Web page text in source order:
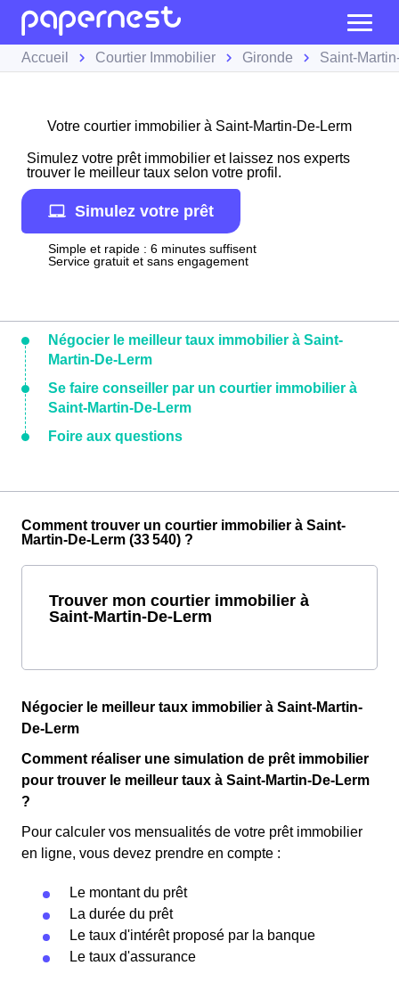
Accueil Courtier Immobilier Gironde Saint-
Votre courtier immobilier à Saint-Martin-De-Lerm
Simulez votre prêt immobilier et laissez nos experts
trouver le meilleur taux selon votre profil.
Simulez votre prêt
Simple et rapide : 6 minutes suffisent
Service gratuit et sans engagement
Négocier le meilleur taux immobilier à Saint-
Martin-De-Lerm
Se faire conseiller par un courtier immobilier à
Saint-Martin-De-Lerm
Foire aux questions
Comment trouver un courtier immobilier à Saint-
Martin-De-Lerm (33 540) ?
Trouver mon courtier immobilier à
Saint-Martin-De-Lerm
Négocier le meilleur taux immobilier à Saint-Martin-
De-Lerm
Comment réaliser une simulation de prêt immobilier
pour trouver le meilleur taux à Saint-Martin-De-Lerm
?
Pour calculer vos mensualités de votre prêt immobilier
en ligne, vous devez prendre en compte :
Le montant du prêt
La durée du prêt
Le taux d'intérêt proposé par la banque
Le taux d'assurance